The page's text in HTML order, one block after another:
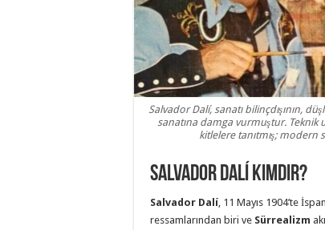
Salvador Dalí, sanatı bilinçdışının,
sanatına damga vurmuştur. Teknik
kitlelere tanıtmış;
Salvador Dalí Kimdir?
Salvador Dalí , 11 Mayıs 1904’te
ressamlarından biri ve Sürrealizm